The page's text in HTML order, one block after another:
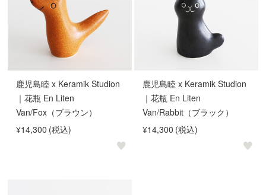
鹿児島睦 x Keramik Studion
｜花瓶 En Liten
Van/Fox（ブラウン）
¥14,300 (税込)
鹿児島睦 x Keramik Studion
｜花瓶 En Liten
Van/Rabbit（ブラック）
¥14,300 (税込)